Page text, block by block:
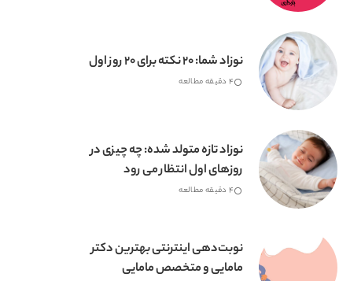
نوزاد شما: 20 نکته برای 20 روز اول
4 دقیقه مطالعه
نوزاد تازه متولد شده: چه چیزی در
روزهای اول انتظار می رود
4 دقیقه مطالعه
نوبت‌دهی اینترنتی بهترین دکتر
مامایی و متخصص مامایی